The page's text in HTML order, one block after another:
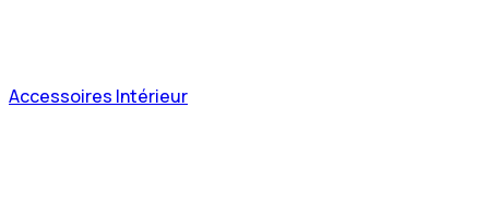
Accessoires Intérieur